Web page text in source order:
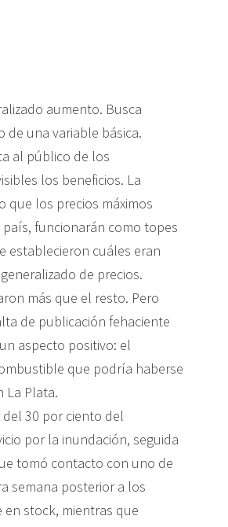
aumento. Busca
de una variable básica.
al público de los
los beneficios. La
que los precios máximos
funcionarán como topes
establecieron cuáles eran
de precios.
más que el resto. Pero
de publicación fehaciente
aspecto positivo: el
que podría haberse
La Plata.
30 por ciento del
por la inundación, seguida
tomó contacto con uno de
semana posterior a los
en stock, mientras que